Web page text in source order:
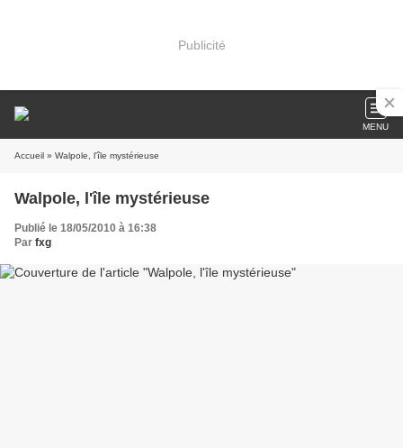
Publicité
MENU
Accueil » Walpole, l'île mystérieuse
Walpole, l'île mystérieuse
Publié le 18/05/2010 à 16:38
Par fxg